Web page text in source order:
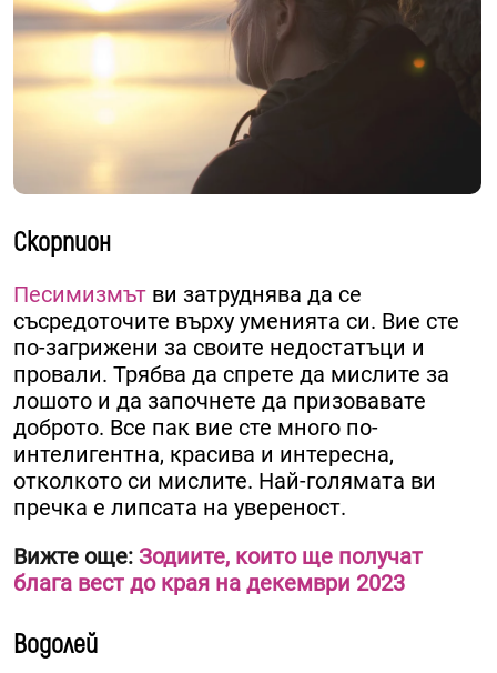
Скорпион
Песимизмът ви затруднява да се
съсредоточите върху уменията си. Вие сте
по-загрижени за своите недостатъци и
провали. Трябва да спрете да мислите за
лошото и да започнете да призовавате
доброто. Все пак вие сте много по-
интелигентна, красива и интересна,
отколкото си мислите. Най-голямата ви
пречка е липсата на увереност.
Вижте още: Зодиите, които ще получат
блага вест до края на декември 2023
Водолей